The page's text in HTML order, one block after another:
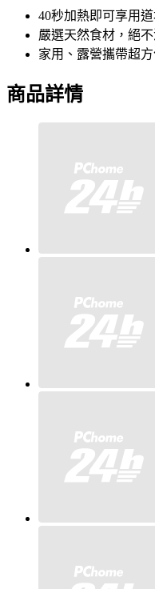
40秒加熱即可享用
嚴選天然食材，絕
家用、露營攜帶超
商品詳情